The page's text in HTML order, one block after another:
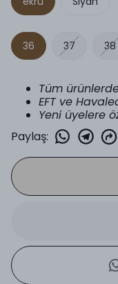
36 37 38
Tüm
EFT ve
Yeni üyelere
Paylaş: